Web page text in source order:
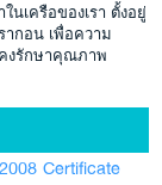
นเครือของเรา ตั้งอยู่
ากอน เพื่อความ
งรักษาคุณภาพ
Certificate